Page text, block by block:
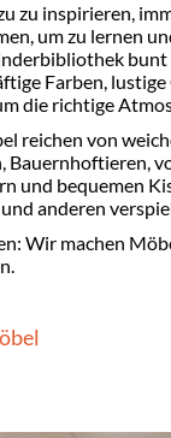
zu inspirieren,
um zu lernen
bunt
Farben,
die richtige
reichen von
Bauernhoftieren,
und bequemen
anderen
Wir machen